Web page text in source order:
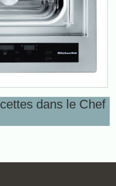
dans le Chef